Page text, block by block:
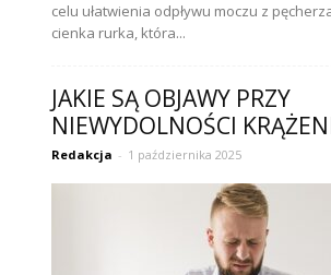
celu ułatwienia odpływu moczu z
cienka rurka, która...
JAKIE SĄ OBJAWY PRZY
NIEWYDOLNOŚCI
Redakcja - 1 października 2025